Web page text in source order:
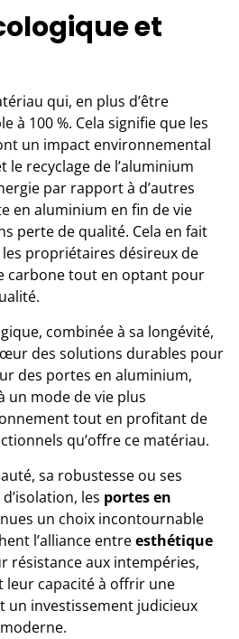
et
qui, en plus d’être
à 100 %. Cela signifie que les
un impact environnemental
recyclage de l’aluminium
par rapport à d’autres
en aluminium en fin de vie
perte de qualité. Cela en fait
propriétaires désireux de
carbone tout en optant pour
combinée à sa longévité,
des solutions durables pour
des portes en aluminium,
un mode de vie plus
tout en profitant de
qu’offre ce matériau.
sa robustesse ou ses
les portes en
un choix incontournable
l’alliance entreesthétique
résistance aux intempéries,
leur capacité à offrir une
un investissement judicieux